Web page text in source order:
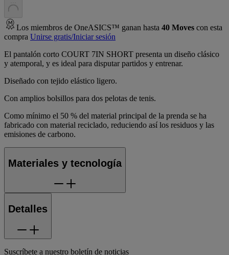
Los miembros de OneASICS™ ganan hasta 40 Moves con esta
compra Unirse gratis/Iniciar sesión
El pantalón corto COURT 7IN SHORT presenta un diseño clásico
y atemporal, y es ideal para disputar partidos y entrenar.
Diseñado con tejido elástico ligero.
Con amplios bolsillos para dos pelotas de tenis.
Como mínimo el 50 % del material principal de la prenda se ha
fabricado con material reciclado, reduciendo así los residuos y las
emisiones de carbono.
Materiales y tecnología
Detalles
Suscríbete a nuestro boletín de noticias